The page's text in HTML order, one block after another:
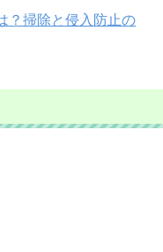
？掃除と侵入防止の